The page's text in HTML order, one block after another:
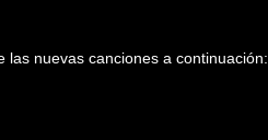
las nuevas canciones a continuación: